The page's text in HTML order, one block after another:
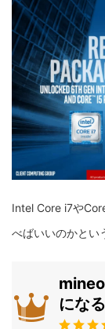
Intel Core i7や
べばいいのかとい
にな